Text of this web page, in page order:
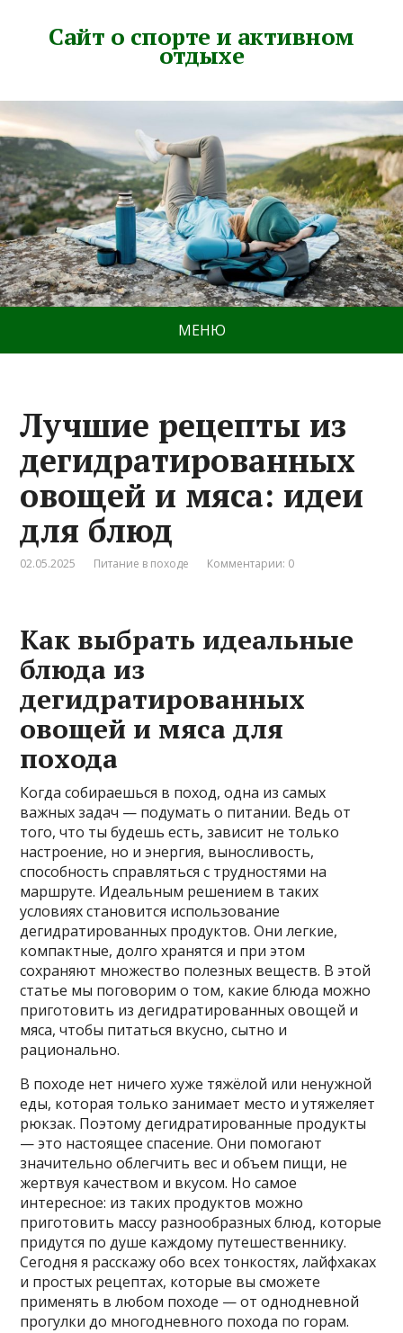
Сайт о спорте и активном
отдыхе
МЕНЮ
Лучшие рецепты из
дегидратированных
овощей и мяса: идеи
для блюд
02.05.2025 Питание в походе Комментарии: 0
Как выбрать идеальные
блюда из
дегидратированных
овощей и мяса для
похода
Когда собираешься в поход, одна из самых
важных задач — подумать о питании. Ведь от
того, что ты будешь есть, зависит не только
настроение, но и энергия, выносливость,
способность справляться с трудностями на
маршруте. Идеальным решением в таких
условиях становится использование
дегидратированных продуктов. Они легкие,
компактные, долго хранятся и при этом
сохраняют множество полезных веществ. В этой
статье мы поговорим о том, какие блюда можно
приготовить из дегидратированных овощей и
мяса, чтобы питаться вкусно, сытно и
рационально.
В походе нет ничего хуже тяжёлой или ненужной
еды, которая только занимает место и утяжеляет
рюкзак. Поэтому дегидратированные продукты
— это настоящее спасение. Они помогают
значительно облегчить вес и объем пищи, не
жертвуя качеством и вкусом. Но самое
интересное: из таких продуктов можно
приготовить массу разнообразных блюд, которые
придутся по душе каждому путешественнику.
Сегодня я расскажу обо всех тонкостях, лайфхаках
и простых рецептах, которые вы сможете
применять в любом походе — от однодневной
прогулки до многодневного похода по горам.